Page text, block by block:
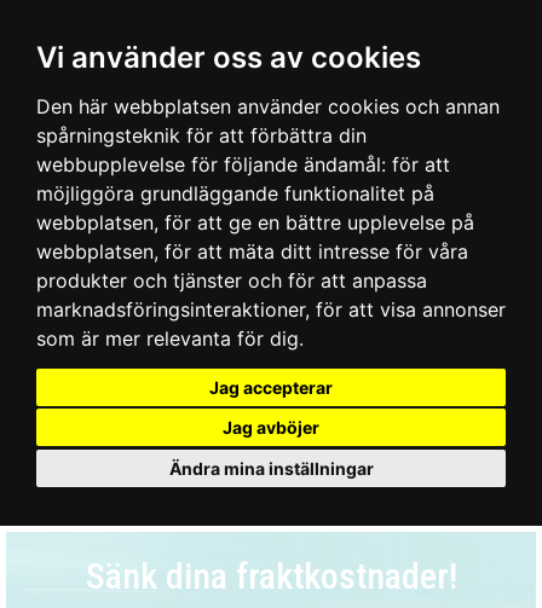
Vi använder oss av cookies
Den här webbplatsen använder cookies och annan
spårningsteknik för att förbättra din
webbupplevelse för följande ändamål: för att
möjliggöra grundläggande funktionalitet på
webbplatsen, för att ge en bättre upplevelse på
webbplatsen, för att mäta ditt intresse för våra
produkter och tjänster och för att anpassa
marknadsföringsinteraktioner, för att visa annonser
som är mer relevanta för dig.
Jag accepterar
Jag avböjer
Ändra mina inställningar
Sänk dina fraktkostnader!